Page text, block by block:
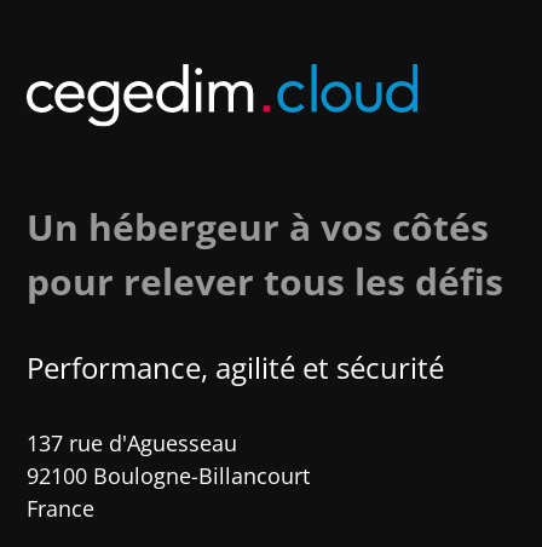
Un hébergeur à vos côtés
pour relever tous les défis
Performance, agilité et sécurité​
137 rue d'Aguesseau
92100 Boulogne-Billancourt
France